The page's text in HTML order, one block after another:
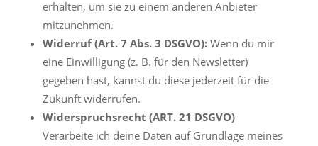
erhalten, um sie zu einem anderen Anbieter
mitzunehmen.
Widerruf (Art. 7 Abs. 3 DSGVO):Wenn du mir
eine Einwilligung (z. B. für den Newsletter)
gegeben hast, kannst du diese jederzeit für die
Zukunft widerrufen.
Widerspruchsrecht (ART. 21 DSGVO)
Verarbeite ich deine Daten auf Grundlage meines